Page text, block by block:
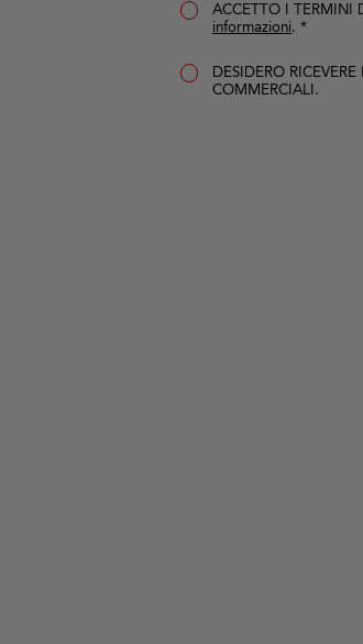
ACCETTO I TERMINI
informazioni. *
DESIDERO
COMMERCIALI.